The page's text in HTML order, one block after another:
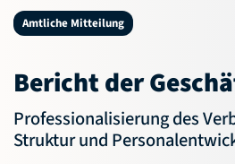
Amtliche Mitteilung
Bericht der
Professionalisierung des
Struktur und
NBV-Jugend
Verband